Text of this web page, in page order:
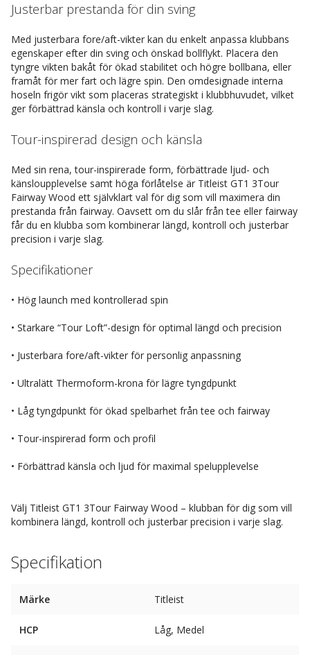
Justerbar prestanda för din sving
Med justerbara fore/aft-vikter kan du enkelt anpassa klubbans
egenskaper efter din sving och önskad bollflykt. Placera den
tyngre vikten bakåt för ökad stabilitet och högre bollbana, eller
framåt för mer fart och lägre spin. Den omdesignade interna
hoseln frigör vikt som placeras strategiskt i klubbhuvudet, vilket
ger förbättrad känsla och kontroll i varje slag.
Tour-inspirerad design och känsla
Med sin rena, tour-inspirerade form, förbättrade ljud- och
känsloupplevelse samt höga förlåtelse är Titleist GT1 3Tour
Fairway Wood ett självklart val för dig som vill maximera din
prestanda från fairway. Oavsett om du slår från tee eller fairway
får du en klubba som kombinerar längd, kontroll och justerbar
precision i varje slag.
Specifikationer
• Hög launch med kontrollerad spin
• Starkare “Tour Loft”-design för optimal längd och precision
• Justerbara fore/aft-vikter för personlig anpassning
• Ultralätt Thermoform-krona för lägre tyngdpunkt
• Låg tyngdpunkt för ökad spelbarhet från tee och fairway
• Tour-inspirerad form och profil
• Förbättrad känsla och ljud för maximal spelupplevelse
Välj Titleist GT1 3Tour Fairway Wood – klubban för dig som vill
kombinera längd, kontroll och justerbar precision i varje slag.
Specifikation
Märke Titleist
HCP Låg, Medel